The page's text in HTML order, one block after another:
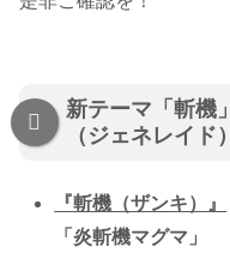
新テーマ「斬機
（ジェネレイド
『斬機（ザンキ）』
「炎斬機マグマ」